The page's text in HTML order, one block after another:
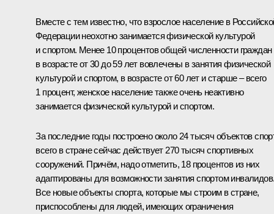
Вместе с тем известно, что взрослое население в
Федерации неохотно занимается физической культурой
и спортом. Менее 10 процентов общей численности граждан
в возрасте от 30 до 59 лет вовлечены в занятия физической
культурой и спортом, в возрасте от 60 лет и старше – всего
1 процент, женское население также очень неактивно
занимается физической культурой и спортом.
За последние годы построено около 24 тысяч объектов
всего в стране сейчас действует 270 тысяч спортивных
сооружений. Причём, надо отметить, 18 процентов из них
адаптированы для возможности занятия спортом
Все новые объекты спорта, которые мы строим в стране,
приспособлены для людей, имеющих ограничения